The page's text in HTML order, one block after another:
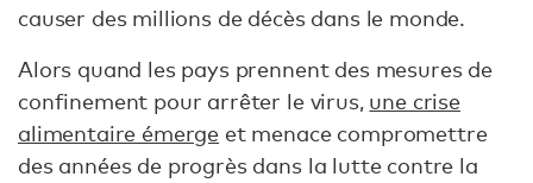
causer des millions de décès dans le monde.
Alors quand les pays prennent des mesures de
confinement pour arrêter le virus, une crise
alimentaire émerge et menace compromettre
des années de progrès dans la lutte contre la